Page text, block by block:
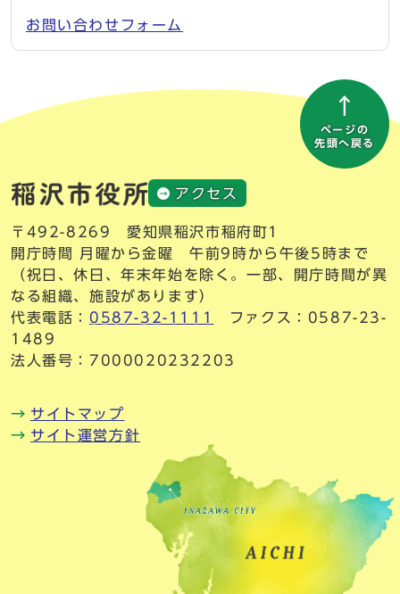
お問い合わせフォーム
ページの
先頭へ戻る
アクセス
〒492-8269 愛知県稲沢市稲府町1
開庁時間 月曜から金曜 午前9時から午後5時まで
（祝日、休日、年末年始を除く。一部、開庁時間が異
なる組織、施設があります）
代表電話： 0587-32-1111
ファクス：0587-23-
1489
法人番号：7000020232203
サイトマップ
サイト運営方針